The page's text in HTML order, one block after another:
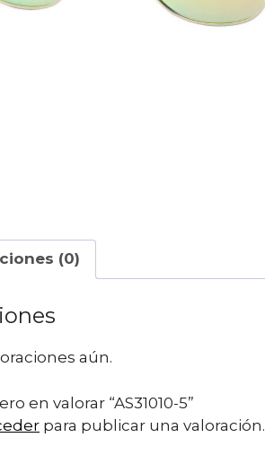
(0)
aún.
en valorar “AS31010-5”
para publicar una valoración.